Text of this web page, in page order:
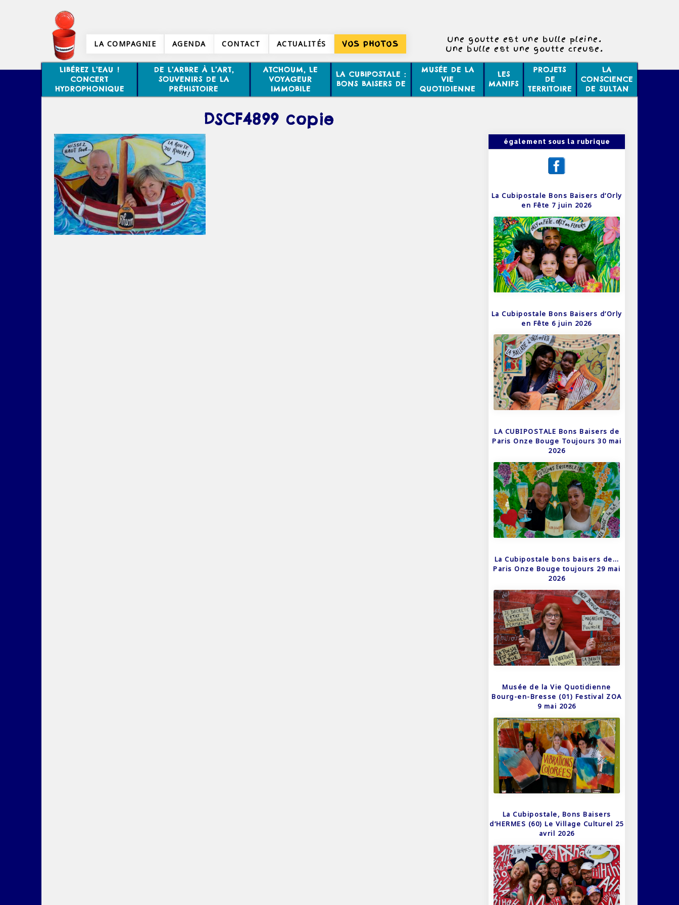
LA COMPAGNIE AGENDA CONTACT ACTUALITÉS VOS PHOTOS
Une goutte est une bulle pleine.
Une bulle est une goutte creuse.
LIBÉREZ L’EAU !
CONCERT
HYDROPHONIQUE
DE L’ARBRE À L’ART,
SOUVENIRS DE LA
PRÉHISTOIRE
ATCHOUM, LE
VOYAGEUR
IMMOBILE
LA CUBIPOSTALE :
BONS BAISERS DE
MUSÉE DE LA
VIE
QUOTIDIENNE
LES
MANIFS
PROJETS
DE
TERRITOIRE
LA
CONSCIENCE
DE SULTAN
DSCF4899 copie
également sous la rubrique
La Cubipostale Bons Baisers d’Orly
en Fête 7 juin 2026
La Cubipostale Bons Baisers d’Orly
en Fête 6 juin 2026
LA CUBIPOSTALE Bons Baisers de
Paris Onze Bouge Toujours 30 mai
2026
La Cubipostale bons baisers de…
Paris Onze Bouge toujours 29 mai
2026
Musée de la Vie Quotidienne
Bourg-en-Bresse (01) Festival ZOA
9 mai 2026
La Cubipostale, Bons Baisers
d’HERMES (60) Le Village Culturel 25
avril 2026